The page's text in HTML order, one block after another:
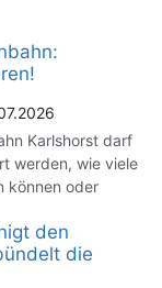
Karlshorst darf
werden, wie viele
können oder
den
die